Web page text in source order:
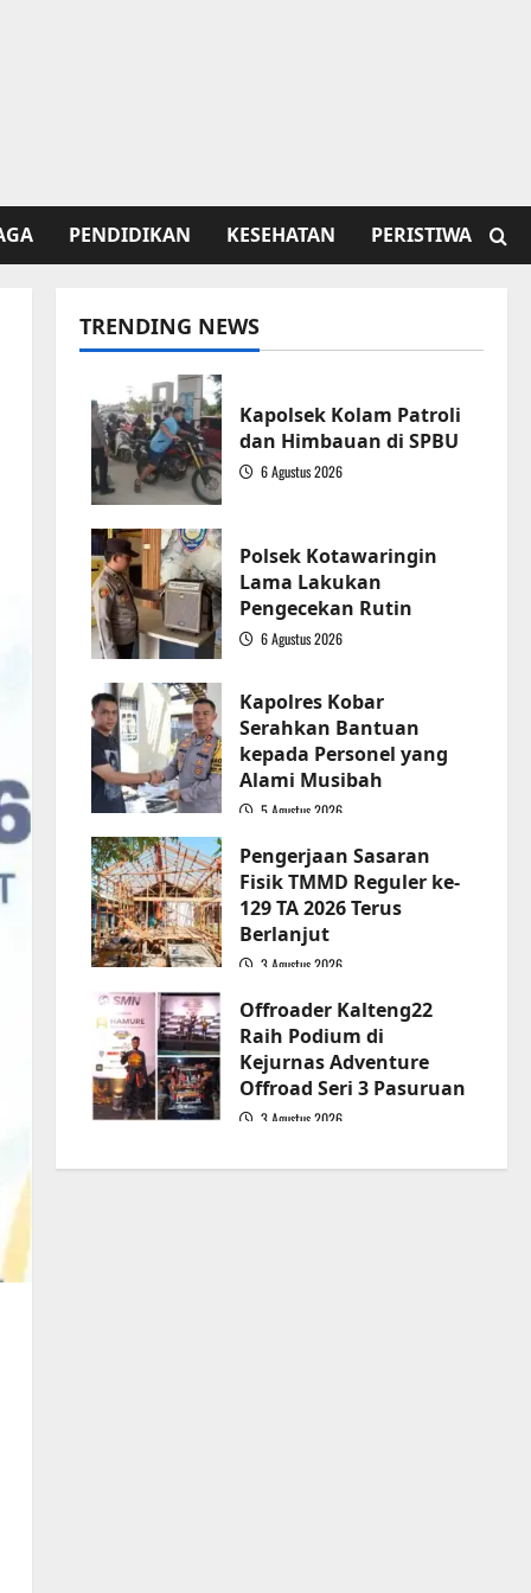
PENDIDIKAN KESEHATAN PERISTIWA
TRENDING NEWS
Kapolsek Kolam Patroli
dan Himbauan di SPBU
6 Agustus 2026
Polsek Kotawaringin
Lama Lakukan
Pengecekan Rutin
6 Agustus 2026
Kapolres Kobar
Serahkan Bantuan
kepada Personel yang
Alami Musibah
5 Agustus 2026
Pengerjaan Sasaran
Fisik TMMD Reguler ke-
129 TA 2026 Terus
Berlanjut
3 Agustus 2026
Offroader Kalteng22
Raih Podium di
Kejurnas Adventure
Offroad Seri 3 Pasuruan
3 Agustus 2026